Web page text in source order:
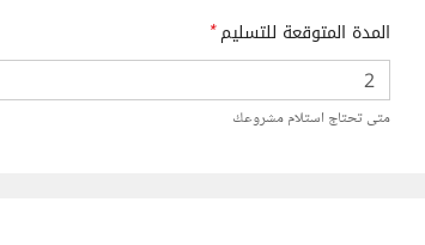
المدة المتوقعة للتسليم*
متى تحتاج استلام مشروعك